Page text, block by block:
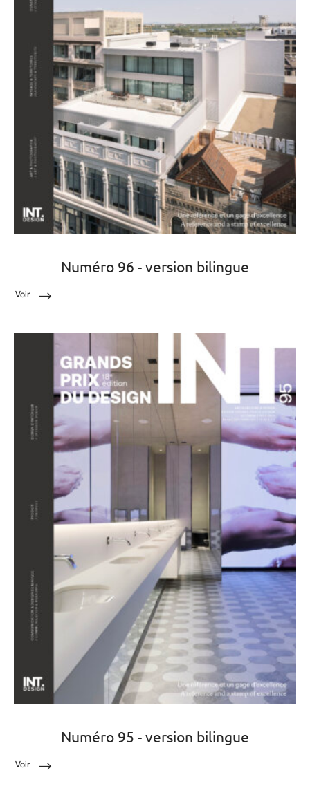
Numéro 96 - version bilingue
Voir
Numéro 95 - version bilingue
Voir